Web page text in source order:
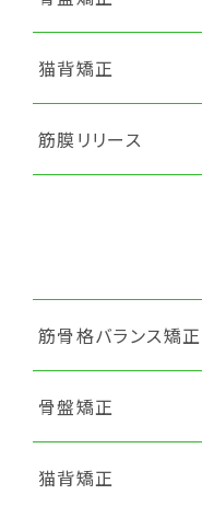
猫背矯正
筋膜リリース
筋骨格バランス矯正
骨盤矯正
猫背矯正